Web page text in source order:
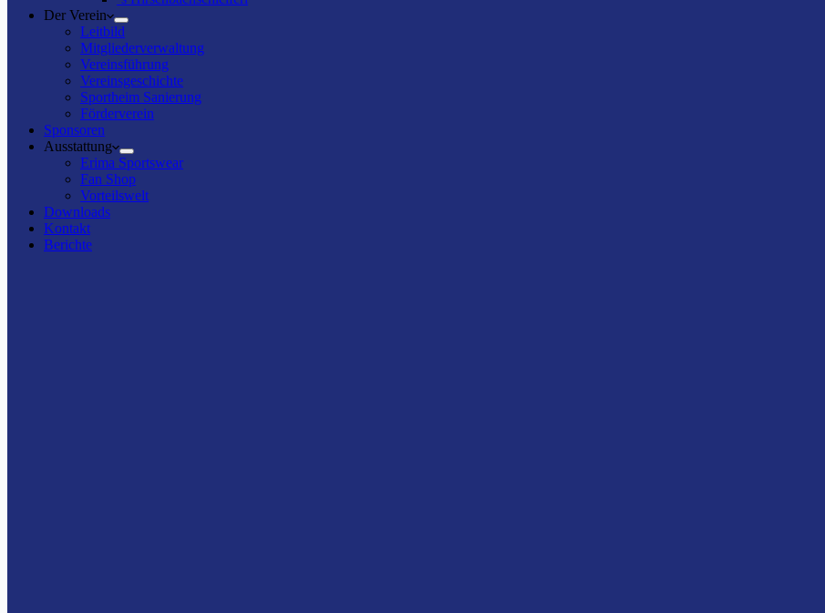
Der Verein
Leitbild
Mitgliederverwaltung
Vereinsführung
Vereinsgeschichte
Sportheim Sanierung
Förderverein
Sponsoren
Ausstattung
Erima Sportswear
Fan Shop
Vorteilswelt
Downloads
Kontakt
Berichte